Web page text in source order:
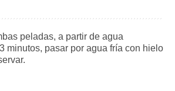
peladas, a partir de agua
minutos, pasar por agua fría con hielo